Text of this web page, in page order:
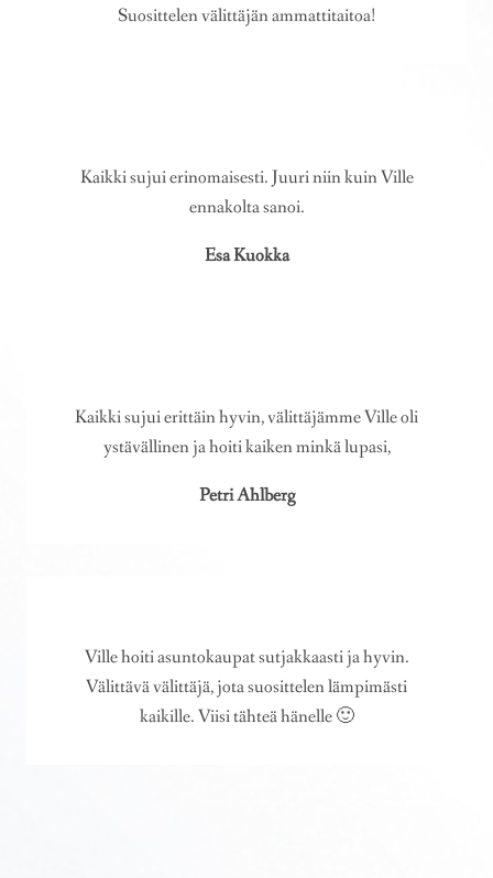
Suosittelen välittäjän ammattitaitoa!
Kaikki sujui erinomaisesti. Juuri niin kuin Ville
ennakolta sanoi.
Esa Kuokka
Kaikki sujui erittäin hyvin, välittäjämme Ville oli
ystävällinen ja hoiti kaiken minkä lupasi,
Petri Ahlberg
Ville hoiti asuntokaupat sutjakkaasti ja hyvin.
Välittävä välittäjä, jota suosittelen lämpimästi
kaikille. Viisi tähteä hänelle 🙂